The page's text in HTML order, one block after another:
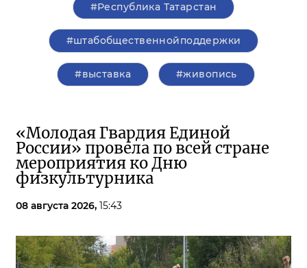
#Республика Татарстан
#штабобщественнойподдержки
#выставка #живопись
«Молодая Гвардия Единой
России» провела по всей стране
мероприятия ко Дню
физкультурника
08 августа 2026, 15:43